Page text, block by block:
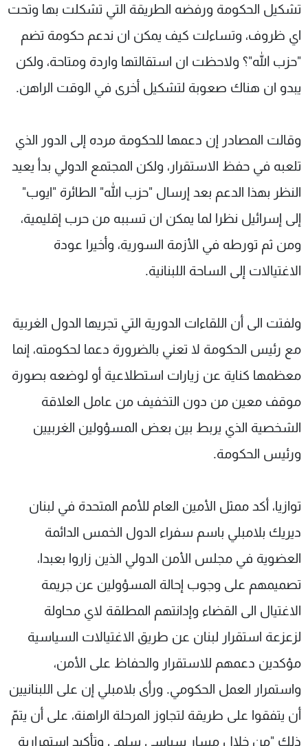
تشكيل الحكومة ورفضه الطريقة التي تشكلت بها وتحت
اي ظروف، وتساءلت كيف يمكن ان ندعم حكومة تضم
"حزب الله"؟ ولاحظت ان استقالتها واردة ومتاحة، ولكن
يبدو ان هناك صعوبة لتشكيل أخرى في الوقت الراهن.
وقالت المصادر إن دعمها للحكومة مرده إلى الدور الذي
تلعبه في حفظ الاستقرار، ولكن المجتمع الدولي بدأ يعيد
النظر بهذا الدعم بعد إرسال "حزب الله" الطائرة "ايوب"
إلى إسرائيل نظرا لما يمكن ان تسببه من حرب إقليمية،
ومن ثم تورطه في الأزمة السورية، وأخيرا عودة
الاغتيالات إلى الساحة اللبنانية.
ولفتت الى أن اللقاءات الدورية التي تجريها الدول الغربية
مع رئيس الحكومة لا تعني بالضرورة دعما لحكومته، إنما
معظمها كناية عن زيارات استطلاعية أو لوضعه بصورة
موقف معين من دون التخفيف من عامل العلاقة
الشخصية الذي يربط بين بعض المسؤولين الغربيين
ورئيس الحكومة.
توازيا، أكد ممثل الأمين العام للأمم المتحدة في لبنان
ديريك بلامبلي باسم سفراء الدول الخمس الدائمة
العضوية في مجلس الأمن الدولي الذين زاروا بعبدا،
تصميمهم على وجوب إحالة المسؤولين عن جريمة
الاغتيال الى القضاء وإدانتهم المطلقة لاي محاولة
لزعزعة استقرار لبنان عن طريق الاغتيالات السياسية
مؤكدين دعمهم للاستقرار والحفاظ على الأمن،
واستمرار العمل الحكومي. ورأى بلامبلي إن على اللبنانيين
أن يتفقوا على طريقة لتجاوز المرحلة الراهنة، على أن يتمّ
ذلك "من خلال مسار سياسي سلمي وتأكيد استمرارية